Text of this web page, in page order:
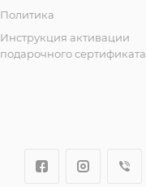
Политика
Инструкция активации
подарочного сертификата